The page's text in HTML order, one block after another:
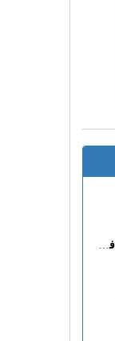
عنكبوت التاريخ يتحول إلى «عنكبوت فى القلب»